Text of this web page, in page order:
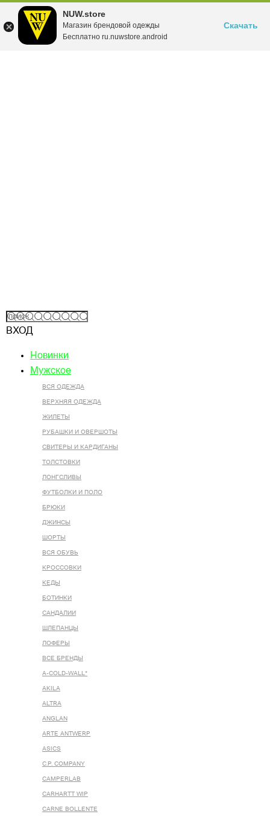
NUW.store
Магазин брендовой одежды
Бесплатно ru.nuwstore.android
Скачать
ВХОД
Новинки
Мужское
ВСЯ ОДЕЖДА
ВЕРХНЯЯ ОДЕЖДА
ЖИЛЕТЫ
РУБАШКИ И ОВЕРШОТЫ
СВИТЕРЫ И КАРДИГАНЫ
ТОЛСТОВКИ
ЛОНГСЛИВЫ
ФУТБОЛКИ И ПОЛО
БРЮКИ
ДЖИНСЫ
ШОРТЫ
ВСЯ ОБУВЬ
КРОССОВКИ
КЕДЫ
БОТИНКИ
САНДАЛИИ
ШЛЕПАНЦЫ
ЛОФЕРЫ
ВСЕ БРЕНДЫ
A-COLD-WALL*
AKILA
ALTRA
ANGLAN
ARTE ANTWERP
ASICS
C.P. COMPANY
CAMPERLAB
CARHARTT WIP
CARNE BOLLENTE